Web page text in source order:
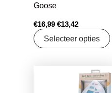
Goose
€16,99 €13,42
Selecteer opties
Oorspronkelijke
Huidige
prijs
is: